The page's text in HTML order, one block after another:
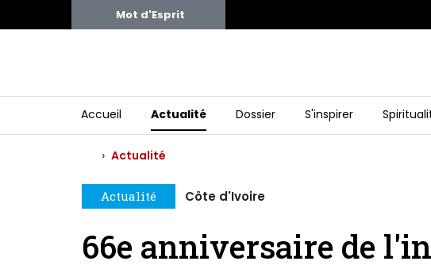
Mot d'Esprit
Accueil Actualité Dossier S'inspirer
Actualité
Actualité Côte d'Ivoire
66e anniversaire de